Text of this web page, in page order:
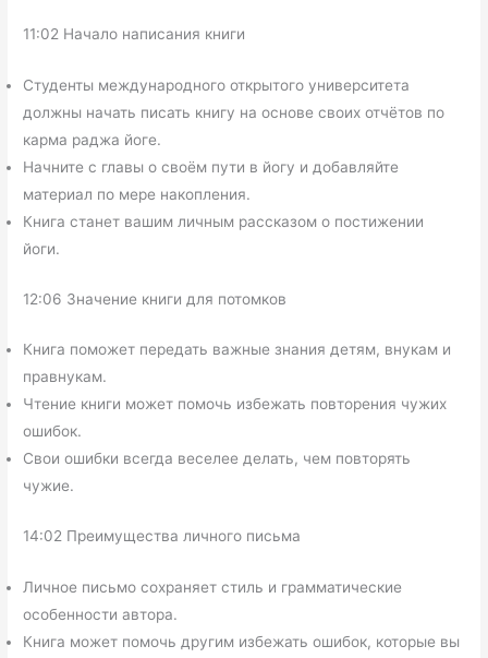
11:02 Начало написания книги
Студенты международного открытого университета
должны начать писать книгу на основе своих отчётов по
карма раджа йоге.
Начните с главы о своём пути в йогу и добавляйте
материал по мере накопления.
Книга станет вашим личным рассказом о постижении
йоги.
12:06 Значение книги для потомков
Книга поможет передать важные знания детям, внукам и
правнукам.
Чтение книги может помочь избежать повторения чужих
ошибок.
Свои ошибки всегда веселее делать, чем повторять
чужие.
14:02 Преимущества личного письма
Личное письмо сохраняет стиль и грамматические
особенности автора.
Книга может помочь другим избежать ошибок, которые вы